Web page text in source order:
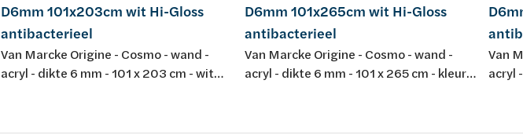
D6mm 101x203cm wit Hi-Gloss
antibacterieel
Van Marcke Origine - Cosmo - wand -
acryl - dikte 6 mm - 101 x 203 cm - wit
installatie steeds batchnummer op folie
D6mm 101x265cm wit Hi-Gloss
antibacterieel
Van Marcke Origine - Cosmo - wand -
acryl - dikte 6 mm - 101 x 265 cm - kleur:
installatie steeds batchnummer op folie
Van
acryl